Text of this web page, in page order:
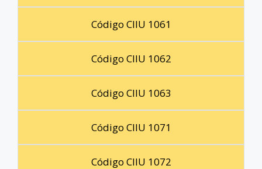
Código CIIU 1061
Código CIIU 1062
Código CIIU 1063
Código CIIU 1071
Código CIIU 1072